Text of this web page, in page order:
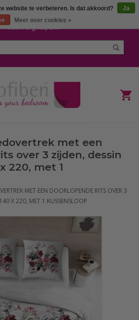
afgiftepunt
met een
over 3 zijden, dessin
220, met 1
MET EEN DOORLOPENDE RITS OVER 3
X 220, MET 1 KUSSENSLOOP
website te verbeteren. Is dat akkoord?
Ja
Meer over cookies »